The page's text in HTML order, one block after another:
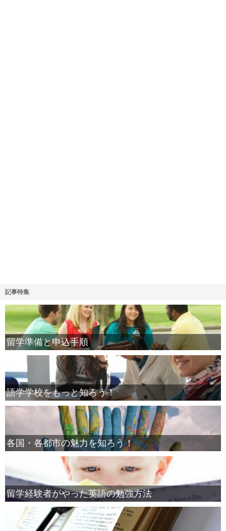
記事特集
留学準備と申込手順
語学学校をもっと知ろう！
各国・各都市の魅力を知ろう！
留学経験者がやった英語の勉強方法